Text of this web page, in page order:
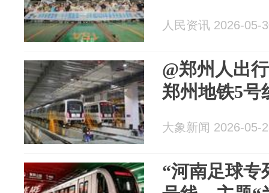
人民资讯 2026-05-
@郑州人出
郑州地铁5号
大象新闻 2026-05-
“河南足球专